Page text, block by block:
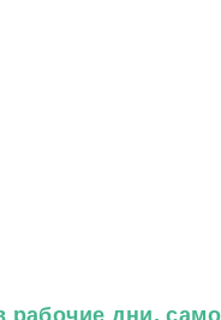
рабочие дни,